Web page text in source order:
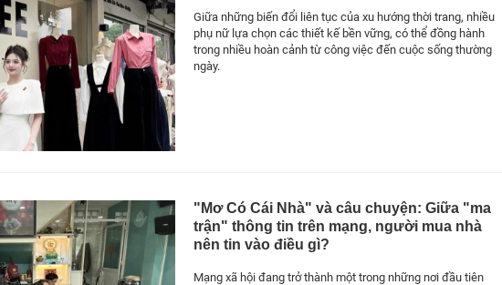
Giữa những biến đổi liên tục của xu hướng thời trang, nhiều
phụ nữ lựa chọn các thiết kế bền vững, có thể đồng hành
trong nhiều hoàn cảnh từ công việc đến cuộc sống thường
ngày.
"Mơ Có Cái Nhà" và câu chuyện: Giữa "ma
trận" thông tin trên mạng, người mua nhà
nên tin vào điều gì?
Mạng xã hội đang trở thành một trong những nơi đầu tiên